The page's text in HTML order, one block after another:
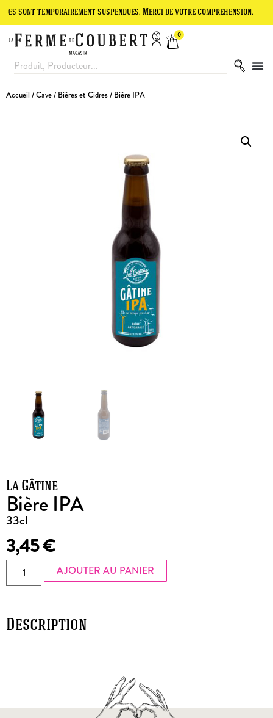
suspendues. Merci de votre compréhension. Le site
0
Accueil /Cave/ Bières et Cidres/ Bière IPA
La Gâtine
Bière IPA
33cl
3,45€
AJOUTER AU PANIER
Description